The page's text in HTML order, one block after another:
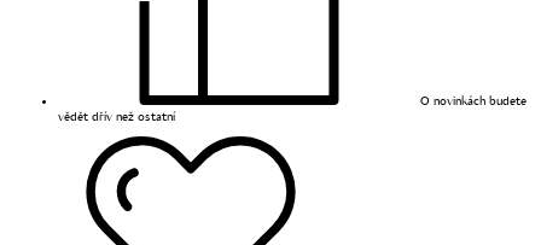
O novinkách budete
vědět dřív než ostatní